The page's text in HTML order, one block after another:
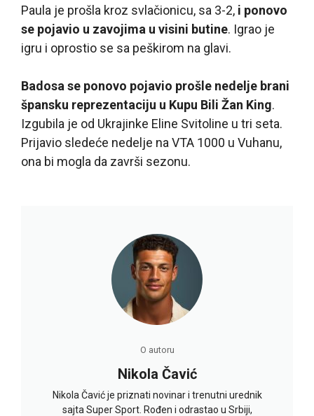
Paula je prošla kroz svlačionicu, sa 3-2, i ponovo
se pojavio u zavojima u visini butine. Igrao je
igru i oprostio se sa peškirom na glavi.
Badosa se ponovo pojavio prošle nedelje brani
špansku reprezentaciju u Kupu Bili Žan King.
Izgubila je od Ukrajinke Eline Svitoline u tri seta.
Prijavio sledeće nedelje na VTA 1000 u Vuhanu,
ona bi mogla da završi sezonu.
O autoru
Nikola Čavić
Nikola Čavić je priznati novinar i trenutni urednik
sajta Super Sport. Rođen i odrastao u Srbiji,